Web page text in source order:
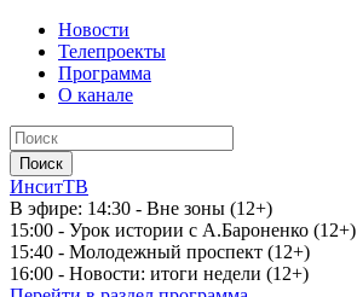
Новости
Телепроекты
Программа
О канале
ИнситТВ
В эфире: 14:30 - Вне зоны (12+)
15:00 - Урок истории с А.Бароненко (12+)
15:40 - Молодежный проспект (12+)
16:00 - Новости: итоги недели (12+)